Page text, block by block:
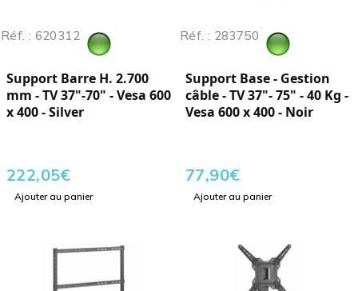
Réf. : 620312
Support Barre H. 2.700
mm - TV 37"-70" - Vesa 600
x 400 - Silver
222,05€
Ajouter au panier
Réf. : 283750
Support Base - Gestion
câble - TV 37"- 75" - 40 Kg -
Vesa 600 x 400 - Noir
77,90€
Ajouter au panier